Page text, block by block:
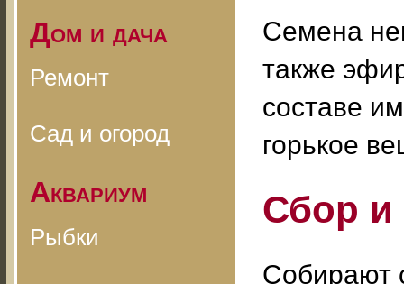
Дом и дача
Ремонт
Сад и огород
Аквариум
Рыбки
Семена
также
составе
горькое
Сбор и
Собирают